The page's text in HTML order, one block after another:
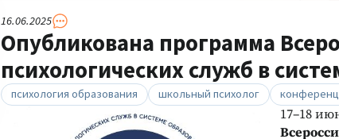
16.06.2025
Опубликована программа
психологических служб в
психология образования школьный психолог
17–18